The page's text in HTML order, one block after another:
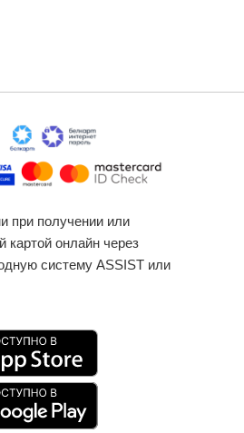
при получении или
картой онлайн через
систему ASSIST или